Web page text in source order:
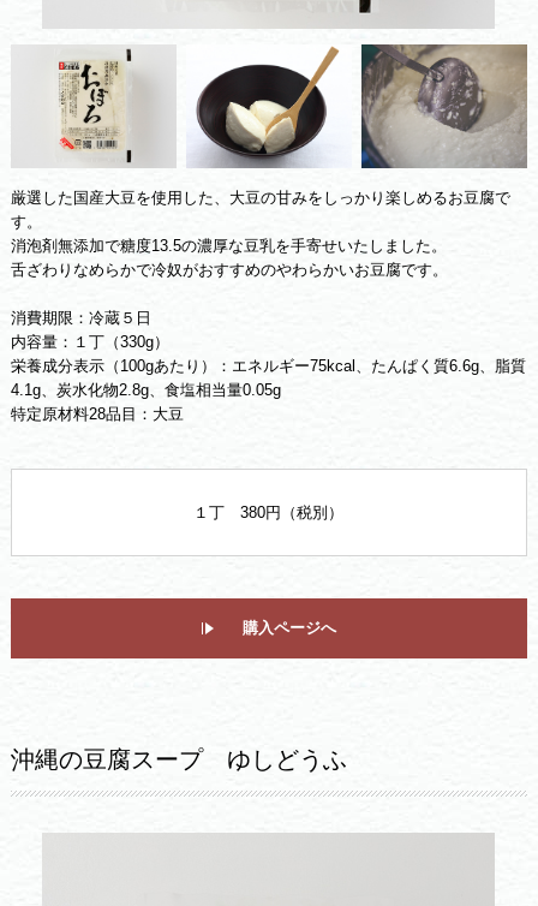
厳選した国産大豆を使用した、大豆の甘みをしっかり楽しめるお豆腐で
す。
消泡剤無添加で糖度13.5の濃厚な豆乳を手寄せいたしました。
舌ざわりなめらかで冷奴がおすすめのやわらかいお豆腐です。
消費期限：冷蔵５日
内容量：１丁（330g）
栄養成分表示（100gあたり）：エネルギー75kcal、たんぱく質6.6g、脂質
4.1g、炭水化物2.8g、食塩相当量0.05g
特定原材料28品目：大豆
１丁 380円（税別）
購入ページへ
沖縄の豆腐スープ ゆしどうふ